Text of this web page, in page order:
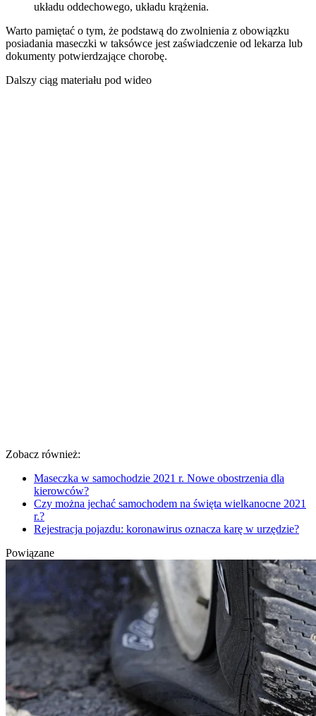
układu oddechowego, układu krążenia.
Warto pamiętać o tym, że podstawą do zwolnienia z obowiązku
posiadania maseczki w taksówce jest zaświadczenie od lekarza lub
dokumenty potwierdzające chorobę.
Dalszy ciąg materiału pod wideo
Zobacz również:
Maseczka w samochodzie 2021 r. Nowe obostrzenia dla
kierowców?
Czy można jechać samochodem na święta wielkanocne 2021
r.?
Rejestracja pojazdu: koronawirus oznacza karę w urzędzie?
Powiązane